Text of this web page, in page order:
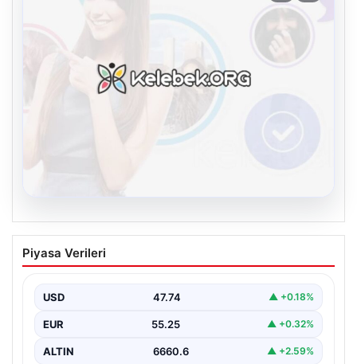
Kelebek sohbet platformu İle Çevrim içi
İletişimin Seviyeli Adresi Ve Muhabbet
İnternet dünyasında kullanıcıların güvenli bir tarzda
birçok…
Piyasa Verileri
USD 47.74 ▲ +0.18%
EUR 55.25 ▲ +0.32%
ALTIN 6660.6 ▲ +2.59%